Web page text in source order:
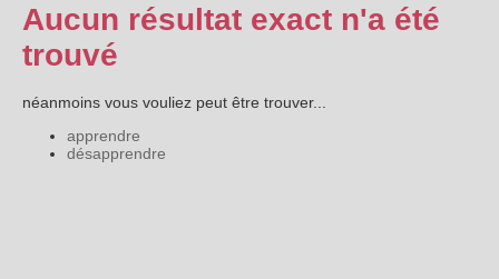
Aucun résultat exact n'a été
trouvé
néanmoins vous vouliez peut être trouver...
apprendre
désapprendre